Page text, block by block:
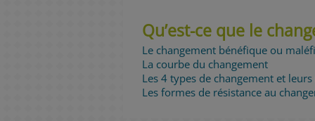
Qu’est-ce que le
Le changement bénéfique ou
La courbe du changement
Les 4 types de changement et
Les formes de résistance au